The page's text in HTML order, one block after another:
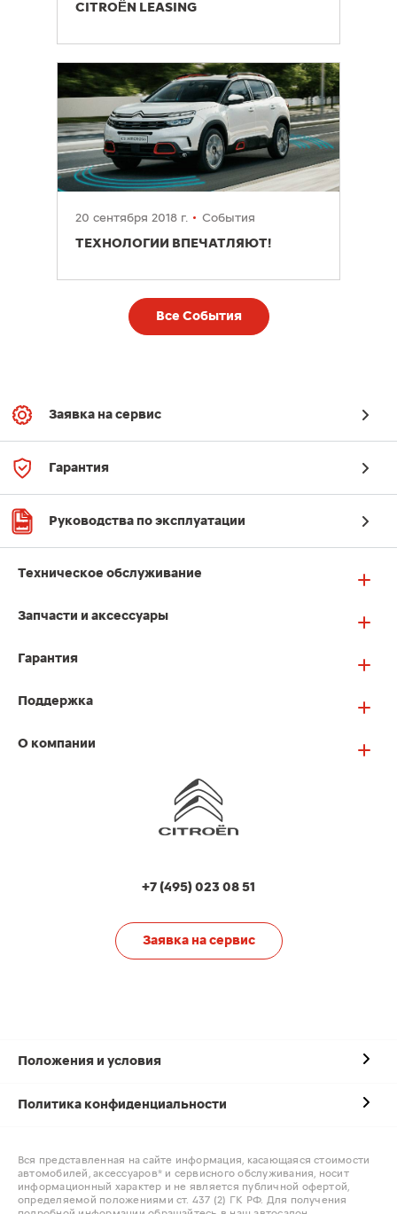
CITROËN LEASING
20 сентября 2018 г. События
ТЕХНОЛОГИИ ВПЕЧАТЛЯЮТ!
Все События
Заявка на сервис
Гарантия
Руководства по эксплуатации
Техническое обслуживание
Запчасти и аксессуары
Гарантия
Поддержка
О компании
+7 (495) 023 08 51
Заявка на сервис
Положения и условия
Политика конфиденциальности
Вся представленная на сайте информация, касающаяся стоимости
автомобилей, аксессуаров* и сервисного обслуживания, носит
информационный характер и не является публичной офертой,
определяемой положениями ст. 437 (2) ГК РФ. Для получения